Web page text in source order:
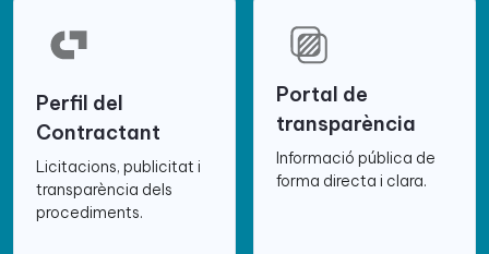
Perfil del
Contractant
Licitacions, publicitat i
transparència dels
procediments.
Portal de
transparència
Informació pública de
forma directa i clara.